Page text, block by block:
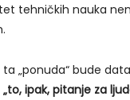
tehničkih nauka
„ponuda“ bude
„to, ipak, pitanje za